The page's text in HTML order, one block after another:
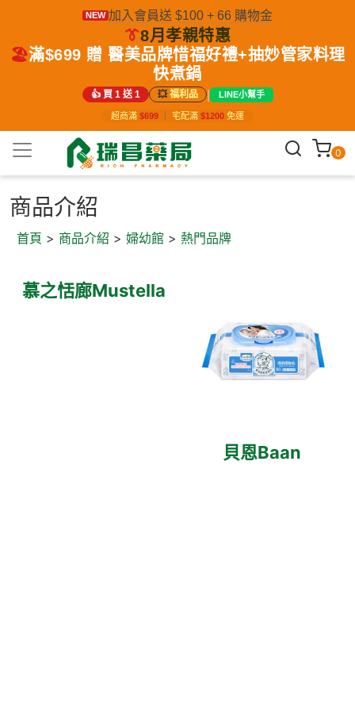
NEW 加入會員送 $100 + 66 購物金
👔8月孝親特惠
🏖️滿$699 贈 醫美品牌惜福好禮+抽妙管家料理
快煮鍋
👍 買 1 送 1 💥福利品 | LINE小幫手
超商滿 $699 宅配滿 $1200 免運
0
商品介紹
首頁 > 商品介紹 > 婦幼館 > 熱門品牌
慕之恬廊Mustella
貝恩Baan